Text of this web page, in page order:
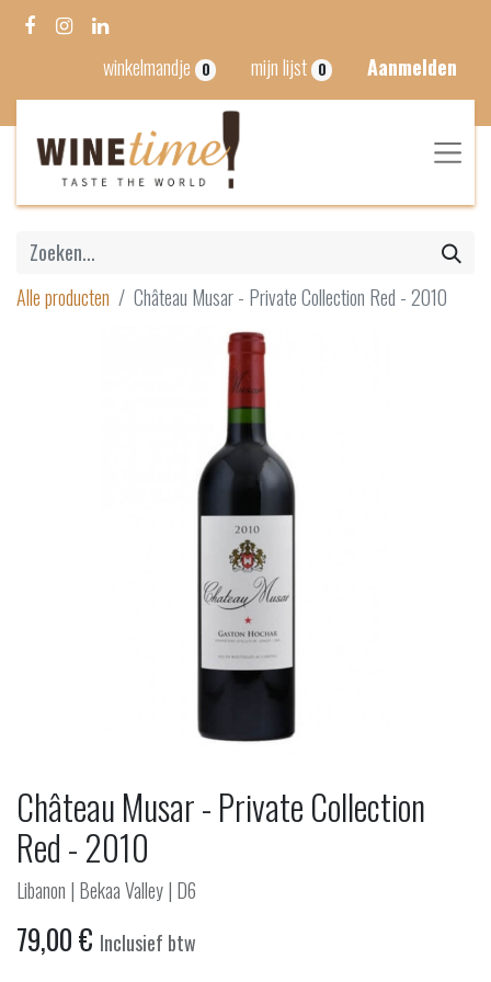
winkelmandje 0 mijn lijst 0 Aanmelden
Alle producten Château Musar - Private Collection Red - 2010
Château Musar - Private Collection
Red - 2010
Libanon | Bekaa Valley | D6
79,00€ Inclusief btw